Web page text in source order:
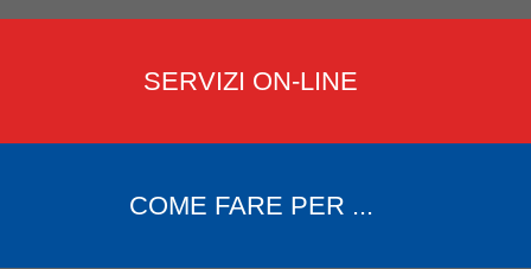
SERVIZI ON-LINE
COME FARE PER ...